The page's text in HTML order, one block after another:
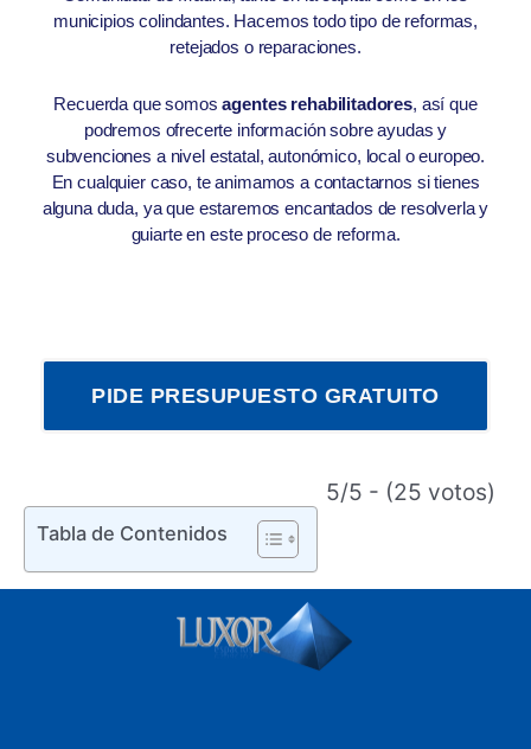
municipios colindantes. Hacemos todo tipo de reformas,
retejados o reparaciones.
Recuerda que somosagentes rehabilitadores, así que
podremos ofrecerte información sobre ayudas y
subvenciones a nivel estatal, autonómico, local o europeo.
En cualquier caso, te animamos a contactarnos si tienes
alguna duda, ya que estaremos encantados de resolverla y
guiarte en este proceso de reforma.
PIDE PRESUPUESTO GRATUITO
5/5 - (25 votos)
Tabla de Contenidos